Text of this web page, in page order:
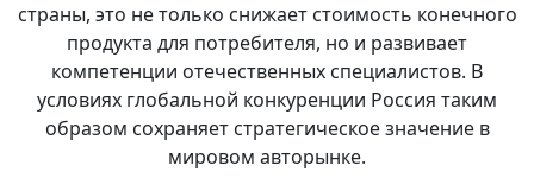
страны, это не только снижает стоимость конечного
продукта для потребителя, но и развивает
компетенции отечественных специалистов. В
условиях глобальной конкуренции Россия таким
образом сохраняет стратегическое значение в
мировом авторынке.